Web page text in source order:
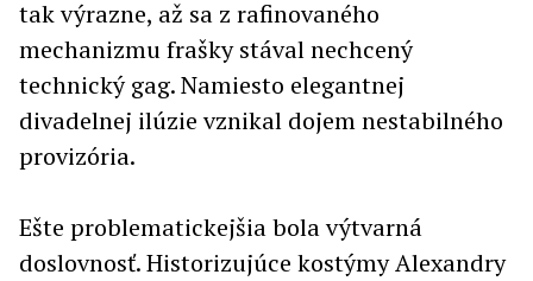
tak výrazne, až sa z rafinovaného
mechanizmu frašky stával nechcený
technický gag. Namiesto elegantnej
divadelnej ilúzie vznikal dojem nestabilného
provizória.
Ešte problematickejšia bola výtvarná
doslovnosť. Historizujúce kostýmy Alexandry